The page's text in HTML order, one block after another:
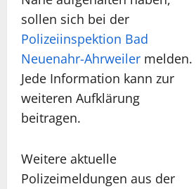
sollen sich bei der
Polizeiinspektion Bad
Neuenahr-Ahrweiler melden.
Jede Information kann zur
weiteren Aufklärung
beitragen.
Weitere aktuelle
Polizeimeldungen aus der